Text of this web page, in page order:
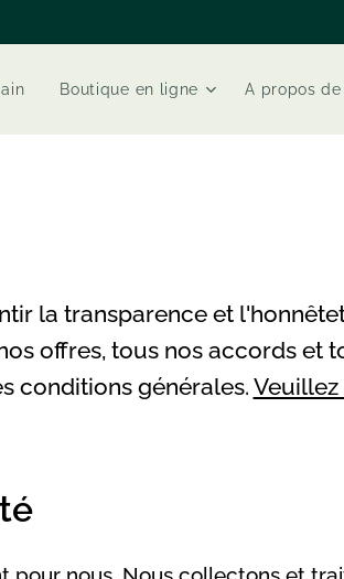
Boutique en ligne A propos de
la transparence et
offres, tous nos accords et
conditions générales.